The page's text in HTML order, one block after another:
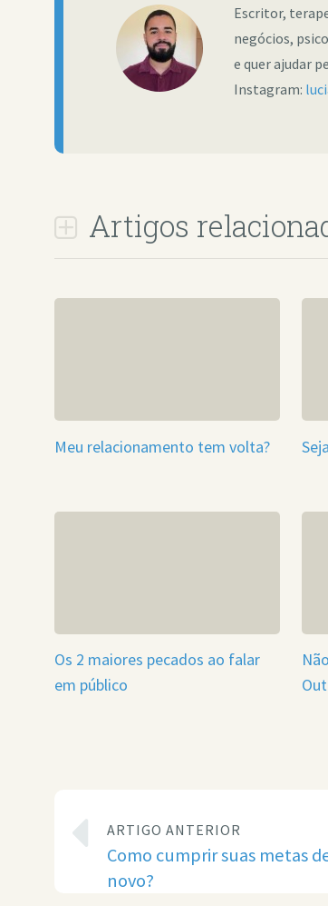
Escritor,
negócios,
e quer ajudar
Instagram:
Artigos
Meu relacionamento tem volta?
Os 2 maiores pecados ao falar
em público
ARTIGO ANTERIOR
Como cumprir suas metas
novo?